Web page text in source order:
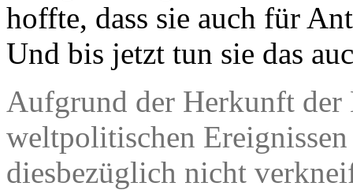
hoffte, dass sie auch für
Und bis jetzt tun sie das
Aufgrund der Herkunft der
weltpolitischen
diesbezüglich nicht